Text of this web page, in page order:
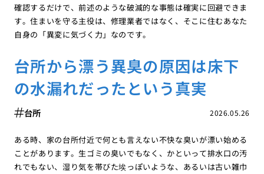
確認するだけで、前述のような破滅的な事態は確実に回避できま
す。住まいを守る主役は、修理業者ではなく、そこに住むあなた
自身の「異変に気づく力」なのです。
台所から漂う異臭の原因は床下
の水漏れだったという真実
2026.05.26
台所
ある時、家の台所付近で何とも言えない不快な臭いが漂い始める
ことがあります。生ゴミの臭いでもなく、かといって排水口の汚
れでもない、湿り気を帯びた埃っぽいような、あるいは古い雑巾